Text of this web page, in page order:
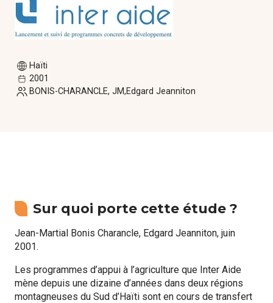
Formations
Communautés de pratique
Expérimentations
Haïti
2001
BONIS-CHARANCLE, JM Edgard Jeanniton
Sur quoi porte cette étude ?
Jean-Martial Bonis Charancle, Edgard Jeanniton, juin
2001.
Les programmes d’appui à l’agriculture que Inter Aide
mène depuis une dizaine d’années dans deux régions
montagneuses du Sud d’Haïti sont en cours de transfert